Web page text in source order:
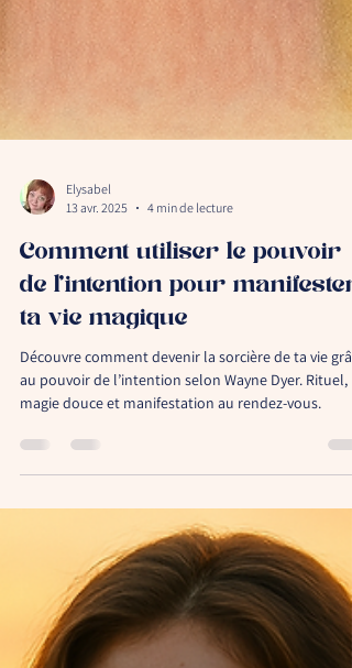
Elysabel
13 avr. 2025
Comment utiliser le pouvoir
de l’intention pour manifester
ta vie magique
au pouvoir de l’intention selon Wayne Dyer. Rituel,